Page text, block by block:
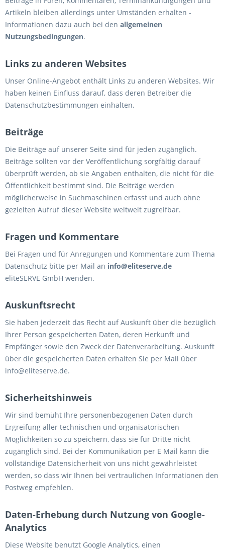
Artikeln bleiben allerdings unter Umständen erhalten -
Informationen dazu auch bei den allgemeinen
Nutzungsbedingungen.
Links zu anderen Websites
Unser Online-Angebot enthält Links zu anderen Websites. Wir
haben keinen Einfluss darauf, dass deren Betreiber die
Datenschutzbestimmungen einhalten.
Beiträge
Die Beiträge auf unserer Seite sind für jeden zugänglich.
Beiträge sollten vor der Veröffentlichung sorgfältig darauf
überprüft werden, ob sie Angaben enthalten, die nicht für die
Öffentlichkeit bestimmt sind. Die Beiträge werden
möglicherweise in Suchmaschinen erfasst und auch ohne
gezielten Aufruf dieser Website weltweit zugreifbar.
Fragen und Kommentare
Bei Fragen und für Anregungen und Kommentare zum Thema
Datenschutz bitte per Mail an info@eliteserve.de
eliteSERVE GmbH wenden.
Auskunftsrecht
Sie haben jederzeit das Recht auf Auskunft über die bezüglich
Ihrer Person gespeicherten Daten, deren Herkunft und
Empfänger sowie den Zweck der Datenverarbeitung. Auskunft
über die gespeicherten Daten erhalten Sie per Mail über
info@eliteserve.de.
Sicherheitshinweis
Wir sind bemüht Ihre personenbezogenen Daten durch
Ergreifung aller technischen und organisatorischen
Möglichkeiten so zu speichern, dass sie für Dritte nicht
zugänglich sind. Bei der Kommunikation per E Mail kann die
vollständige Datensicherheit von uns nicht gewährleistet
werden, so dass wir Ihnen bei vertraulichen Informationen den
Postweg empfehlen.
Daten-Erhebung durch Nutzung von Google-
Analytics
Diese Website benutzt Google Analytics, einen